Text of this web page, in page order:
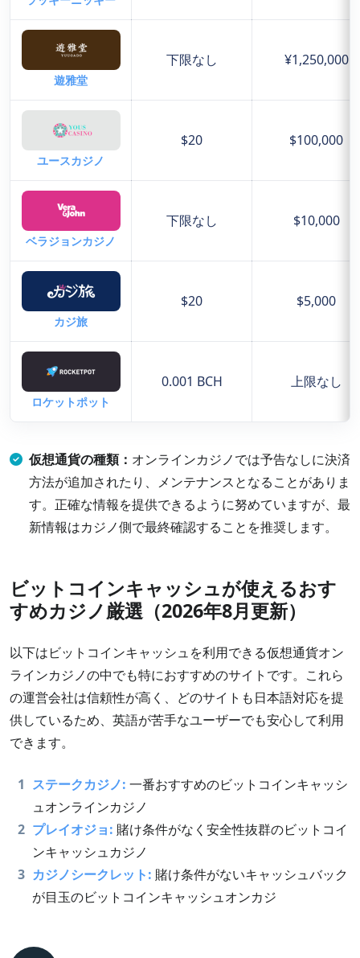
遊雅堂
下限なし ¥1,250,000
ユースカジノ
$20 $100,000
ベラジョンカジノ
下限なし $10,000
カジ旅
$20 $5,000
ロケットポット
0.001 BCH 上限なし
仮想通貨の種類： オンラインカジノでは予告なしに決済
方法が追加されたり、メンテナンスとなることがありま
す。正確な情報を提供できるように努めていますが、最
新情報はカジノ側で最終確認することを推奨します。
ビットコインキャッシュが使えるおす
すめカジノ厳選（2026年8月更新）
以下はビットコインキャッシュを利用できる仮想通貨オン
ラインカジノの中でも特におすすめのサイトです。これら
の運営会社は信頼性が高く、どのサイトも日本語対応を提
供しているため、英語が苦手なユーザーでも安心して利用
できます。
1 ステークカジノ: 一番おすすめのビットコインキャッシ
ュオンラインカジノ
2 プレイオジョ: 賭け条件がなく安全性抜群のビットコイ
ンキャッシュカジノ
3 カジノシークレット: 賭け条件がないキャッシュバック
が目玉のビットコインキャッシュオンカジ